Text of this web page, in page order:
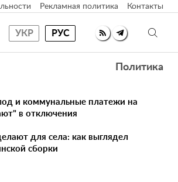
Рекламная политика Контакты
УКР РУС
Политика
и коммунальные платежи на
в отключения
для села: как выглядел
сборки